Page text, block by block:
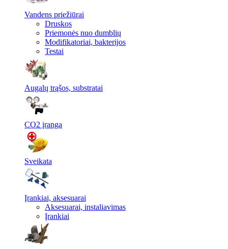
Vandens priežiūrai
Druskos
Priemonės nuo dumblių
Modifikatoriai, bakterijos
Testai
Augalų trąšos, substratai
CO2 įranga
Sveikata
Įrankiai, aksesuarai
Aksesuarai, instaliavimas
Įrankiai